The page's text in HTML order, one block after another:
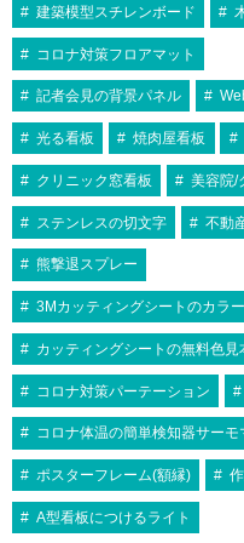
建築模型スチレンボード
コロナ対策フロアマット
記者会見の背景パネル
光る看板 焼肉屋看板
クリニック窓看板 美容院/
ステンレスの切文字 不動
熊撃退スプレー
3Mカッティングシートのカラ
カッティングシートの無料色見
コロナ対策パーテーション
コロナ体温の簡単検知器サーモ
ポスターフレーム(額縁)
A型看板につけるライト